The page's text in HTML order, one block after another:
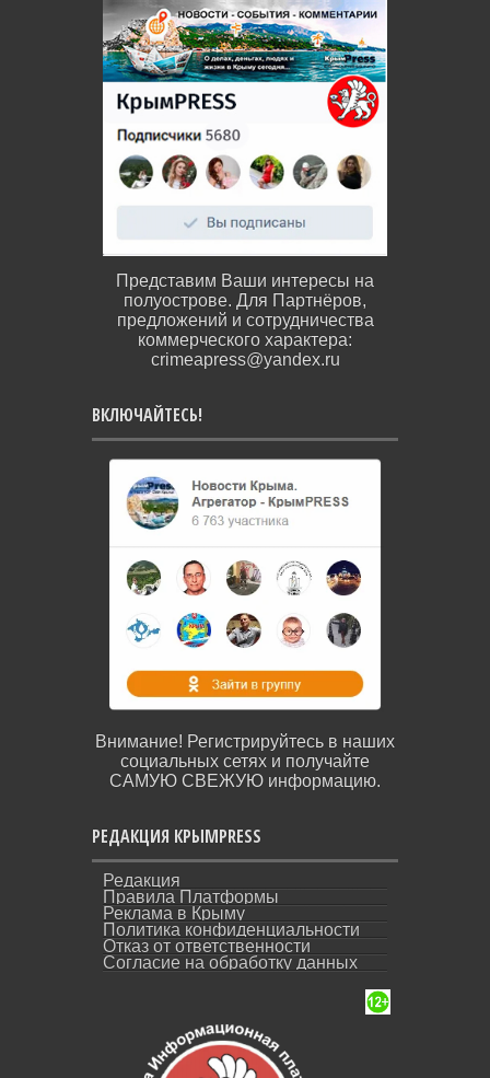
Представим Ваши интересы на
полуострове. Для Партнёров,
предложений и сотрудничества
коммерческого характера:
crimeapress@yandex.ru
ВКЛЮЧАЙТЕСЬ!
Внимание! Регистрируйтесь в наших
социальных сетях и получайте
САМУЮ СВЕЖУЮ информацию.
РЕДАКЦИЯ КРЫМPRESS
Редакция
Правила Платформы
Реклама в Крыму
Политика конфиденциальности
Отказ от ответственности
Согласие на обработку данных